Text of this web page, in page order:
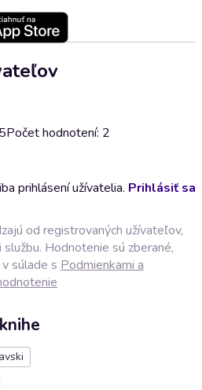
Počet hodnotení: 2
prihlásení užívatelia. Prihlásiť sa
od registrovaných užívateľov,
Hodnotenie sú zberané,
súlade s Podmienkami a